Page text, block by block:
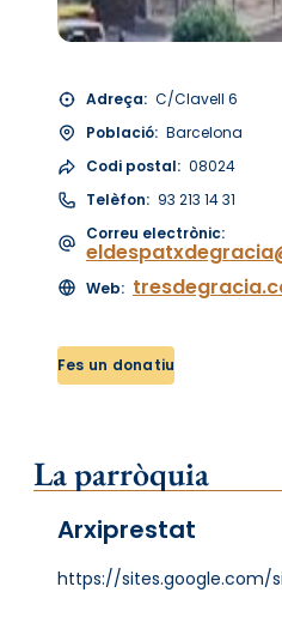
Adreça: C/Clavell 6
Població: Barcelona
Codi postal: 08024
Telèfon: 93 213 14 31
Correu electrònic:
Web:
Fes un donatiu
La parròquia
Arxiprestat
https://sites.google.com/